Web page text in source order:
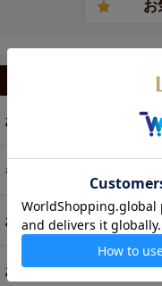
お茶
ギフト
お菓子・食品・飲料
お買い得商品